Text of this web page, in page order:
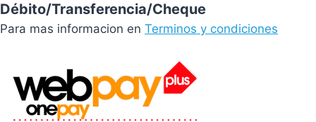
Débito/Transferencia/Cheque
Para mas informacion en Terminos y condiciones